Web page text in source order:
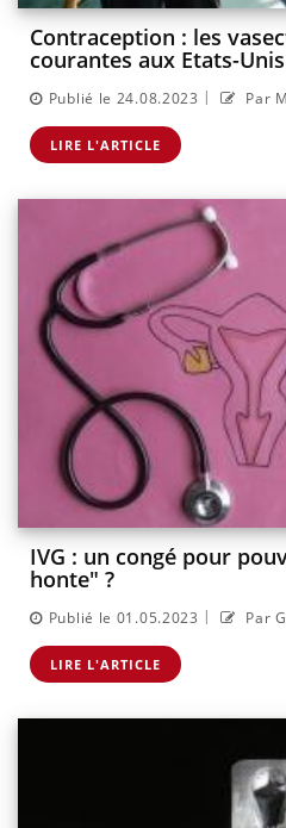
Contraception : les
courantes aux Etats-Unis
Publié le 24.08.2023 | Par
LIRE L'ARTICLE
IVG : un congé pour
honte" ?
Publié le 01.05.2023 | Par
LIRE L'ARTICLE